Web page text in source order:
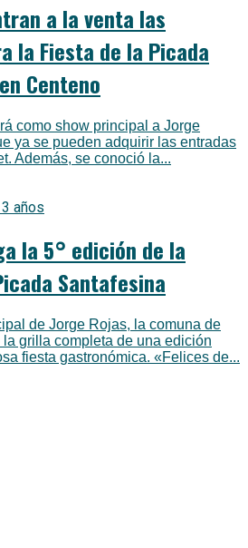
a la venta las
la Fiesta de la Picada
Centeno
como show principal a Jorge
ya se pueden adquirir las entradas
Además, se conoció la...
años
la 5° edición de la
Santafesina
de Jorge Rojas, la comuna de
grilla completa de una edición
fiesta gastronómica. «Felices de...